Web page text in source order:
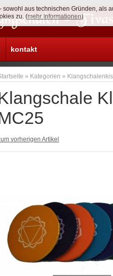
kontakt
» Kategorien »
vorherigen Artikel
sowohl aus technischen Gründen, als
zu. (mehr Informationen)